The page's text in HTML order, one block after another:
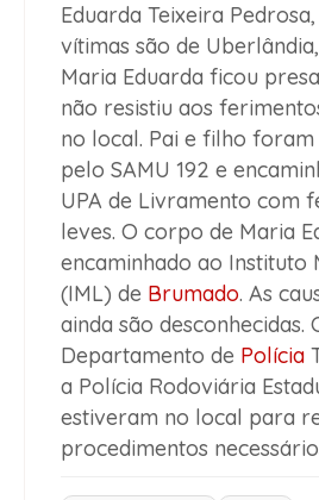
Eduarda Teixeira Pedrosa,
vítimas são de
Maria Eduarda ficou
não resistiu aos
no local. Pai e filho
pelo SAMU 192 e
UPA de Livramento com
leves. O corpo de Maria
encaminhado ao Instituto
(IML) de Brumado. As
ainda são desconhecidas.
Departamento de Polícia
a Polícia Rodoviária
estiveram no local para
procedimentos